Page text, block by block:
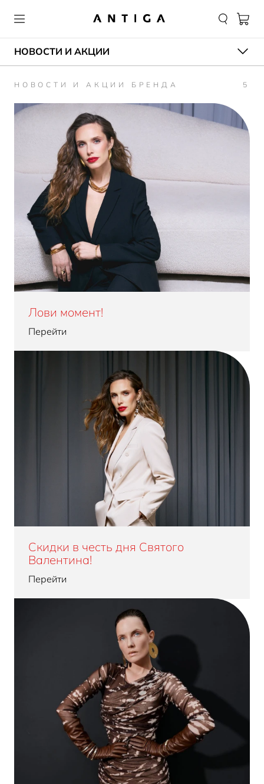
НОВОСТИ И АКЦИИ
НОВОСТИ И АКЦИИ БРЕНДА 5
Лови момент!
Перейти
Скидки в честь дня Святого
Валентина!
Перейти